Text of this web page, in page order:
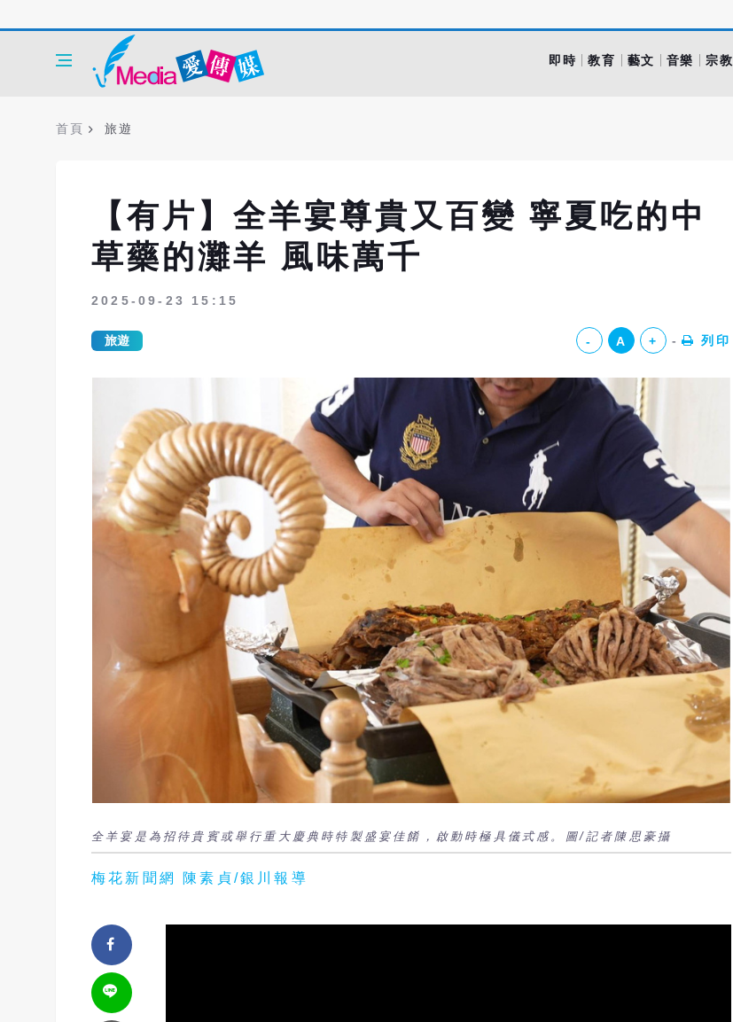
即時 教育 藝文 音樂 宗教
首頁 旅遊
【有片】全羊宴尊貴又百變 寧夏吃的中
草藥的灘羊 風味萬千
2025-09-23 15:15
旅遊 - A + 列印
全羊宴是為招待貴賓或舉行重大慶典時特製盛宴佳餚，啟動時極具儀式感。圖/記者陳思豪攝
梅花新聞網 陳素貞/銀川報導